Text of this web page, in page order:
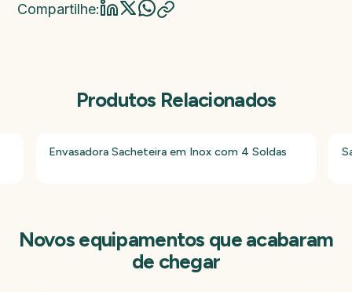
Compartilhe:
Produtos Relacionados
Envasadora Sacheteira em Inox com 4 Soldas
Novos equipamentos que acabaram
de chegar